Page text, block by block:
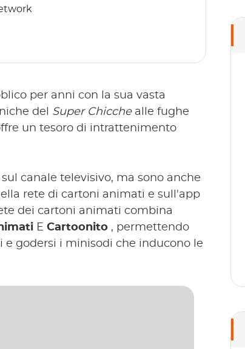
per anni con la sua vasta
del Super Chicche alle fughe
un tesoro di intrattenimento
canale televisivo, ma sono anche
rete di cartoni animati e sull'app
dei cartoni animati combina
E Cartoonito , permettendo
godersi i minisodi che inducono le